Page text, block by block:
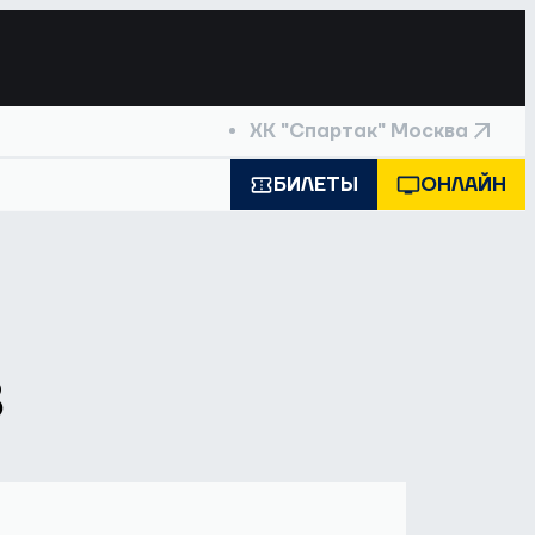
ХК "Спартак" Москва
БИЛЕТЫ ОНЛАЙН